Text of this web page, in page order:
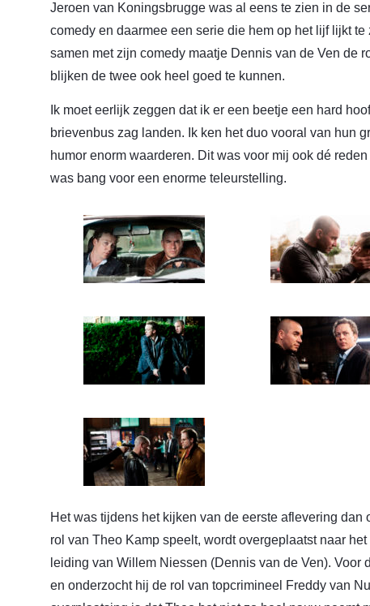
Jeroen van Koningsbrugge was al eens te zien in de
comedy en daarmee een serie die hem op het lijf lijkt
samen met zijn comedy maatje Dennis van de Ven de
blijken de twee ook heel goed te kunnen.
Ik moet eerlijk zeggen dat ik er een beetje een hard
brievenbus zag landen. Ik ken het duo vooral van hun
humor enorm waarderen. Dit was voor mij ook dé
was bang voor een enorme teleurstelling.
Het was tijdens het kijken van de eerste aflevering
rol van Theo Kamp speelt, wordt overgeplaatst naar
leiding van Willem Niessen (Dennis van de Ven). Voor
en onderzocht hij de rol van topcrimineel Freddy van